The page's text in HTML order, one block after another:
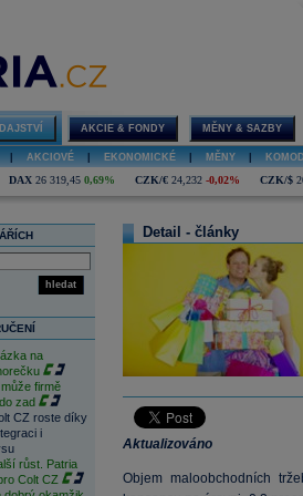
AKCIE & FONDY MĚNY & SAZBY
AKCIOVÉ EKONOMICKÉ MĚNY
DAX 26 319,45 0,69% CZK/€ 24,232 -0,02% CZK/$
hledat
na
firmě
zad
CZ roste díky
i
růst. Patria
Colt CZ
Detail - články
Aktualizováno
Objem maloobchodních